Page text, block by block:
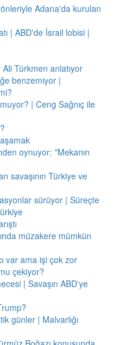
Adana'da kurulan
| ABD'de İsrail lobisi |
Türkmen anlatıyor
benzemiyor |
| Ceng Sağnıç ile
oynuyor: "Mekanın
savaşının Türkiye ve
sürüyor | Süreçte
müzakere mümkün
var ama işi çok zor
çekiyor?
| Savaşın ABD'ye
günler | Malvarlığı